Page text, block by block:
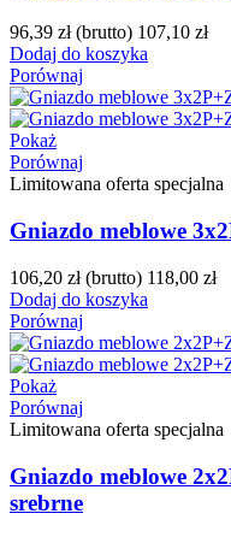
96,39 zł (brutto) 107,10 zł
Dodaj do koszyka
Porównaj
Pokaż
Porównaj
Limitowana oferta specjalna
Gniazdo meblowe
106,20 zł (brutto) 118,00 zł
Dodaj do koszyka
Porównaj
Pokaż
Porównaj
Limitowana oferta specjalna
Gniazdo meblowe
srebrne